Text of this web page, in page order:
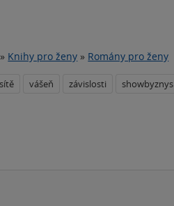
» Knihy pro ženy » Romány pro ženy
vášeň závislosti showbyznys